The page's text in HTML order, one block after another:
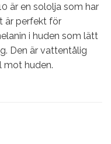
är en sololja som har
är perfekt för
i huden som lätt
Den är vattentålig
mot huden.